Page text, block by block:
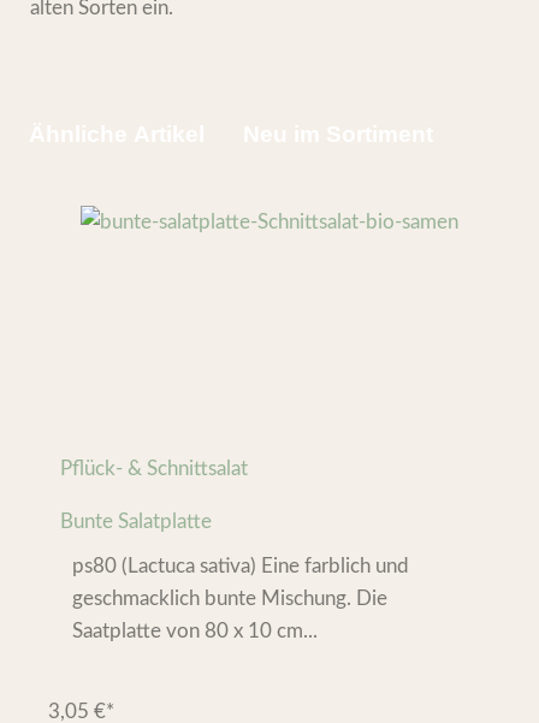
alten Sorten ein.
Pflück- & Schnittsalat
Bunte Salatplatte
ps80 (Lactuca sativa) Eine farblich und
geschmacklich bunte Mischung. Die
Saatplatte von 80 x 10 cm...
3,05 €*